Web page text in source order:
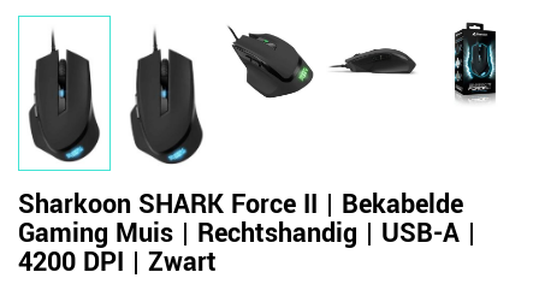
Sharkoon SHARK Force II | Bekabelde
Gaming Muis | Rechtshandig | USB-A |
4200 DPI | Zwart